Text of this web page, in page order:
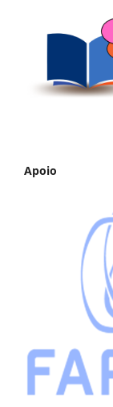
Apoio